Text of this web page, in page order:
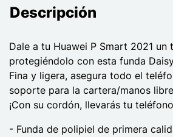
Descripción
Dale a tu Huawei P Smart 2021 un
protegiéndolo con esta funda
Fina y ligera, asegura todo el
soporte para la cartera/manos
¡Con su cordón, llevarás tu
- Funda de polipiel de primera